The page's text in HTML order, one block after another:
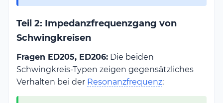
Teil 2: Impedanzfrequenzgang von
Schwingkreisen
Fragen ED205, ED206: Die beiden
Schwingkreis-Typen zeigen gegensätzliches
Verhalten bei der Resonanzfrequenz: